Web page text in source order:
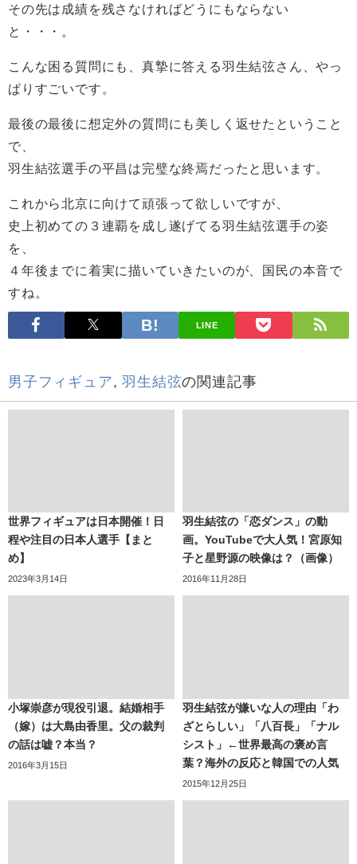
その先は成績を残さなければどうにもならない
と・・・。
こんな困る質問にも、真摯に答える羽生結弦さん、やっ
ぱりすごいです。
最後の最後に想定外の質問にも美しく返せたということ
で、
羽生結弦選手の平昌は完璧な終焉だったと思います。
これから北京に向けて頑張って欲しいですが、
史上初めての３連覇を成し遂げてる羽生結弦選手の姿
を、
４年後までに着実に描いていきたいのが、国民の本音で
すね。
LINE
男子フィギュア,羽生結弦の関連記事
世界フィギュアは日本開催！日
程や注目の日本人選手【まと
め】
2023年3月14日
羽生結弦の「恋ダンス」の動
画。YouTubeで大人気！宮原知
子と星野源の映像は？（画像）
2016年11月28日
小塚崇彦が現役引退。結婚相手
（嫁）は大島由香里。父の裁判
の話は嘘？本当？
2016年3月15日
羽生結弦が嫌いな人の理由「わ
ざとらしい」「八百長」「ナル
シスト」←世界最高の褒め言
葉？海外の反応と韓国での人気
2015年12月25日